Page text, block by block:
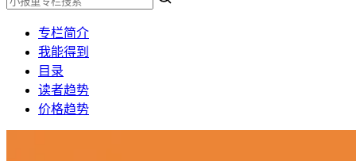
专栏简介
我能得到
目录
读者趋势
价格趋势